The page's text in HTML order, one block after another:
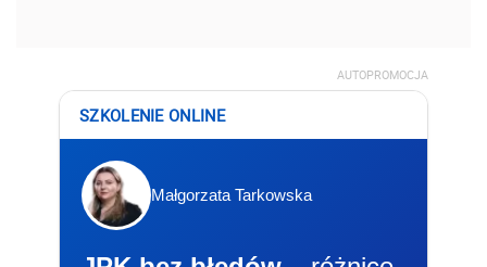
AUTOPROMOCJA
SZKOLENIE ONLINE
Małgorzata Tarkowska